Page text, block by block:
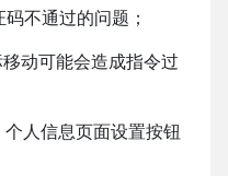
不通过的问题；
动可能会造成指令过
人信息页面设置按钮